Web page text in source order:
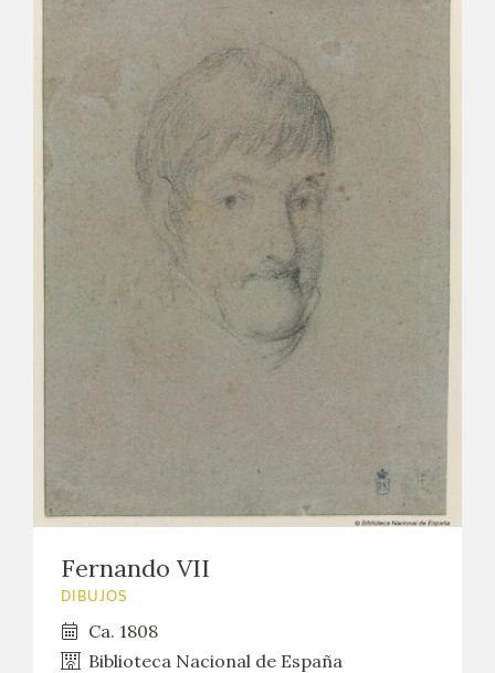
EDUCA
Fernando VII
DIBUJOS
Ca. 1808
Biblioteca Nacional de España